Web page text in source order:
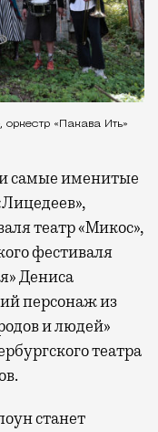
оркестр «Пакава Ить»
самые именитые
театр «Микос»,
фестиваля
Дениса
персонаж из
и людей»
театра
станет